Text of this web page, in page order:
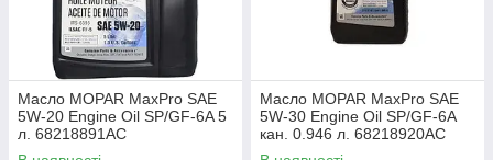
Масло MOPAR MaxPro SAE
5W-20 Engine Oil SP/GF-6A 5
л. 68218891AC
Масло MOPAR MaxPro SAE
5W-30 Engine Oil SP/GF-6A
кан. 0.946 л. 68218920AC